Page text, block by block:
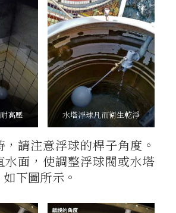
高壓 水塔浮球凡而衛生乾淨
請注意浮球的桿子角度。
水面，使調整浮球閥或水塔
下圖所示。